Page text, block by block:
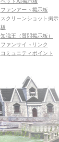
ファンアート掲示板
スクリーンショット掲示
板
知識王（質問掲示板）
ファンサイトリンク
コミュニティポイント